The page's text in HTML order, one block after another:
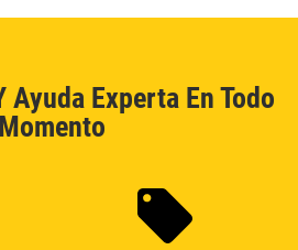
Ayuda Experta En Todo
Momento